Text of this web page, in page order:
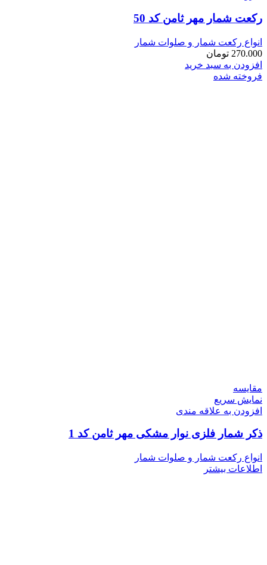
رکعت شمار مهر ثامن کد 50
انواع رکعت شمار و صلوات شمار
270.000 تومان
افزودن به سبد خرید
فروخته شده
مقايسه
نمایش سریع
افزودن به علاقه مندی
ذکر شمار فلزی نوار مشکی مهر ثامن کد 1
انواع رکعت شمار و صلوات شمار
اطلاعات بیشتر